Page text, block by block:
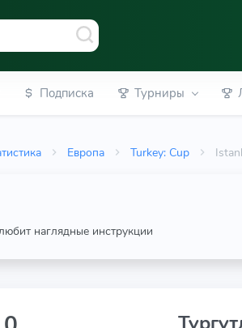
Подписка Турниры
Европа Turkey: Cup
наглядные инструкции